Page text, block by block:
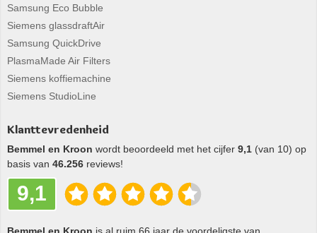
Samsung Eco Bubble
Siemens glassdraftAir
Samsung QuickDrive
PlasmaMade Air Filters
Siemens koffiemachine
Siemens StudioLine
Klanttevredenheid
Bemmel en Kroon wordt beoordeeld met het cijfer 9,1 (van 10) op
basis van 46.256 reviews!
9,1